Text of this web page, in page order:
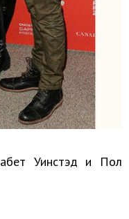
Уинстэд и Пол